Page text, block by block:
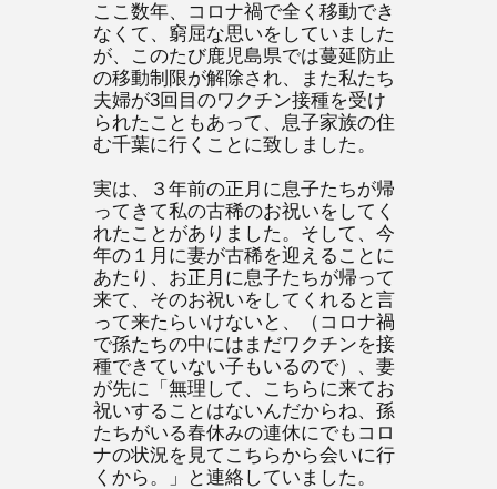
ここ数年、コロナ禍で全く移動でき
なくて、窮屈な思いをしていました
が、このたび鹿児島県では蔓延防止
の移動制限が解除され、また私たち
夫婦が3回目のワクチン接種を受け
られたこともあって、息子家族の住
む千葉に行くことに致しました。
実は、３年前の正月に息子たちが帰
ってきて私の古稀のお祝いをしてく
れたことがありました。そして、今
年の１月に妻が古稀を迎えることに
あたり、お正月に息子たちが帰って
来て、そのお祝いをしてくれると言
って来たらいけないと、（コロナ禍
で孫たちの中にはまだワクチンを接
種できていない子もいるので）、妻
が先に「無理して、こちらに来てお
祝いすることはないんだからね、孫
たちがいる春休みの連休にでもコロ
ナの状況を見てこちらから会いに行
くから。」と連絡していました。